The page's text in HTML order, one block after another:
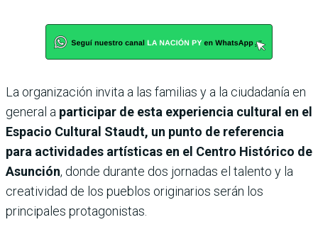
La organización invita a las familias y a la ciudadanía en
general a participar de esta experiencia cultural en el
Espacio Cultural Staudt, un punto de referencia
para actividades artísticas en el Centro Histórico de
Asunción, donde durante dos jornadas el talento y la
creatividad de los pueblos originarios serán los
principales protagonistas.